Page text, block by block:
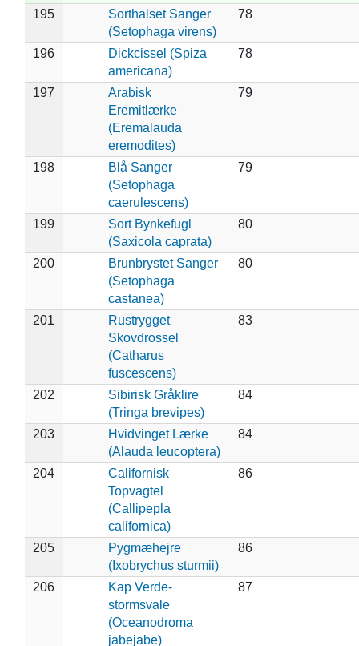
195
Sorthalset Sanger
(Setophaga virens)
78
196
Dickcissel (Spiza
americana)
78
197
Arabisk
Eremitlærke
(Eremalauda
eremodites)
79
198
Blå Sanger
(Setophaga
caerulescens)
79
199
Sort Bynkefugl
(Saxicola caprata)
80
200
Brunbrystet Sanger
(Setophaga
castanea)
80
201
Rustrygget
Skovdrossel
(Catharus
fuscescens)
83
202
Sibirisk Gråklire
(Tringa brevipes)
84
203
Hvidvinget Lærke
(Alauda leucoptera)
84
204
Californisk
Topvagtel
(Callipepla
californica)
86
205
Pygmæhejre
(Ixobrychus sturmii)
86
206
Kap Verde-
stormsvale
(Oceanodroma
jabejabe)
87